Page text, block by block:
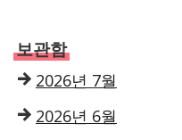
보관함
2026년 7월
2026년 6월